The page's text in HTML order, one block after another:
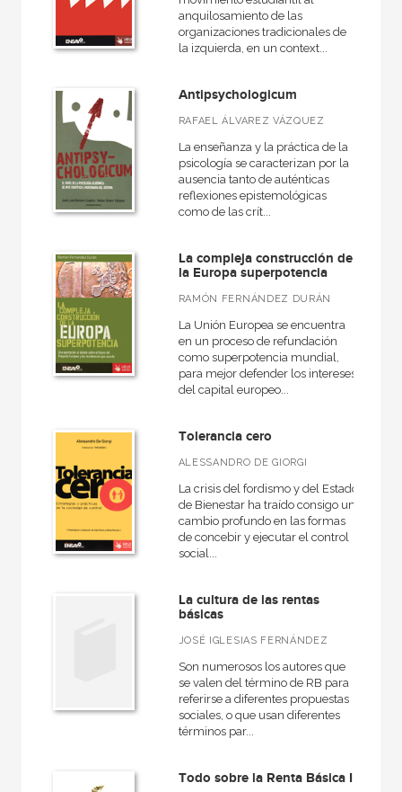
anquilosamiento de las
organizaciones tradicionales de
la izquierda, en un context...
Antipsychologicum
RAFAEL ÁLVAREZ VÁZQUEZ
La enseñanza y la práctica de la
psicología se caracterizan por la
ausencia tanto de auténticas
reflexiones epistemológicas
como de las crít...
La compleja construcción de
la Europa superpotencia
RAMÓN FERNÁNDEZ DURÁN
La Unión Europea se encuentra
en un proceso de refundación
como superpotencia mundial,
para mejor defender los intereses
del capital europeo...
Tolerancia cero
ALESSANDRO DE GIORGI
La crisis del fordismo y del Estado
de Bienestar ha traído consigo un
cambio profundo en las formas
de concebir y ejecutar el control
social...
La cultura de las rentas
básicas
JOSÉ IGLESIAS FERNÁNDEZ
Son numerosos los autores que
se valen del término de RB para
referirse a diferentes propuestas
sociales, o que usan diferentes
términos par...
Todo sobre la Renta Básica II